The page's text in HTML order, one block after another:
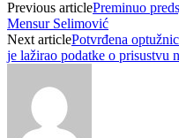
Previous articlePreminuo
Mensur Selimović
Next articlePotvrđena
je lažirao podatke o prisustvu